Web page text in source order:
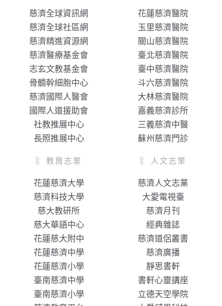
慈濟全球資訊網
慈濟全球社區網
慈濟精進資源網
慈濟醫療基金會
志玄文教基金會
骨髓幹細胞中心
慈濟國際人醫會
國際人道援助會
社教推展中心
長照推展中心
花蓮慈濟醫院
玉里慈濟醫院
關山慈濟醫院
臺北慈濟醫院
臺中慈濟醫院
斗六慈濟醫院
大林慈濟醫院
嘉義慈濟診所
三義慈濟中醫
蘇州慈濟門診
教育志業
花蓮慈濟大學
慈濟科技大學
慈大教研所
慈大華語中心
花蓮慈大附中
花蓮慈濟中學
花蓮慈濟小學
臺南慈濟中學
臺南慈濟小學
人文志業
慈濟人文志業
大愛電視臺
慈濟月刊
經典雜誌
慈濟道侶叢書
慈濟廣播
靜思書軒
書軒心靈講座
立德天空學院